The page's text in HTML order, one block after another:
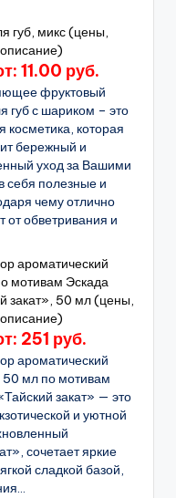
губ, микс (цены,
11.00 руб.
фруктовый
губ с шариком – это
косметика, которая
бережный и
уход за Вашими
себя полезные и
чему отлично
от обветривания и
ароматический
мотивам Эскада
закат», 50 мл (цены,
251 руб.
ароматический
50 мл по мотивам
закат» — это
и уютной
сочетает яркие
сладкой базой,